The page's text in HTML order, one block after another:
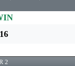
16
2